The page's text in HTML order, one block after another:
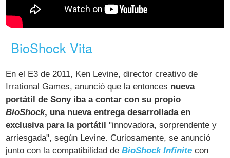
BioShock Vita
En el E3 de 2011, Ken Levine, director creativo de
Irrational Games, anunció que la entonces nueva
portátil de Sony iba a contar con su propio
BioShock, una nueva entrega desarrollada en
exclusiva para la portátil "innovadora, sorprendente y
arriesgada", según Levine. Curiosamente, se anunció
junto con la compatibilidad deBioShock Infinite con